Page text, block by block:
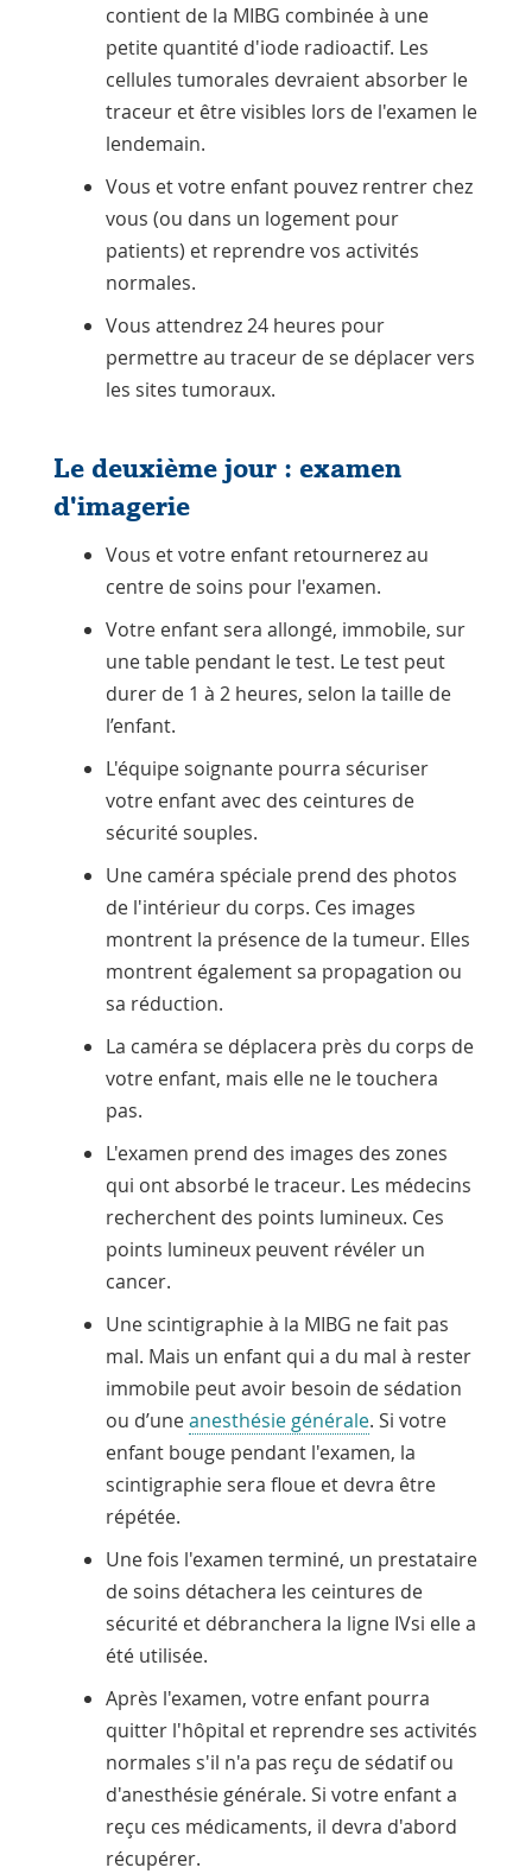
contient de la MIBG combinée à une
petite quantité d'iode radioactif. Les
cellules tumorales devraient absorber le
traceur et être visibles lors de l'examen le
lendemain.
Vous et votre enfant pouvez rentrer chez
vous (ou dans un logement pour
patients) et reprendre vos activités
normales.
Vous attendrez 24 heures pour
permettre au traceur de se déplacer vers
les sites tumoraux.
Le deuxième jour : examen
d'imagerie
Vous et votre enfant retournerez au
centre de soins pour l'examen.
Votre enfant sera allongé, immobile, sur
une table pendant le test. Le test peut
durer de 1 à 2 heures, selon la taille de
l’enfant.
L'équipe soignante pourra sécuriser
votre enfant avec des ceintures de
sécurité souples.
Une caméra spéciale prend des photos
de l'intérieur du corps. Ces images
montrent la présence de la tumeur. Elles
montrent également sa propagation ou
sa réduction.
La caméra se déplacera près du corps de
votre enfant, mais elle ne le touchera
pas.
L'examen prend des images des zones
qui ont absorbé le traceur. Les médecins
recherchent des points lumineux. Ces
points lumineux peuvent révéler un
cancer.
Une scintigraphie à la MIBG ne fait pas
mal. Mais un enfant qui a du mal à rester
immobile peut avoir besoin de sédation
ou d’uneanesthésie générale. Si votre
enfant bouge pendant l'examen, la
scintigraphie sera floue et devra être
répétée.
Une fois l'examen terminé, un prestataire
de soins détachera les ceintures de
sécurité et débranchera la ligne IVsi elle a
été utilisée.
Après l'examen, votre enfant pourra
quitter l'hôpital et reprendre ses activités
normales s'il n'a pas reçu de sédatif ou
d'anesthésie générale. Si votre enfant a
reçu ces médicaments, il devra d'abord
récupérer.